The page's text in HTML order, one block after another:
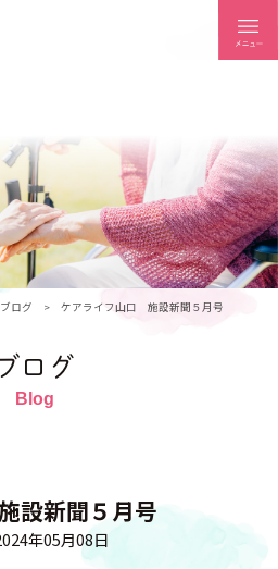
ブログ ケアライフ山口 施設新聞５月号
ログ
設新聞５月号
年05月08日